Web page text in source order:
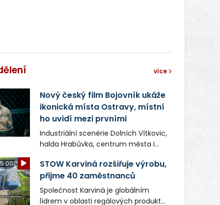
více
Nový český film Bojovník ukáže
ikonická místa Ostravy, místní
ho uvidí mezi prvními
Industriální scenérie Dolních Vítkovic,
halda Hrabůvka, centrum města i
v novém filmu Bojovník, který vstoupí
do kin už 13. srpna. Režiséři Vojtěch
Frič a Tomáš Dianiška si
moravskoslezskou metropoli
STOW Karviná rozšiřuje výrobu,
přijme 40 zaměstnanců
Společnost Karviná je globálním
lídrem v oblasti regálových produktů